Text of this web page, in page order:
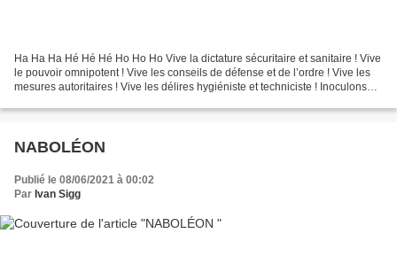
Ha Ha Ha Hé Hé Hé Ho Ho Ho Vive la dictature sécuritaire et sanitaire ! Vive
le pouvoir omnipotent ! Vive les conseils de défense et de l’ordre ! Vive les
mesures autoritaires ! Vive les délires hygiéniste et techniciste ! Inoculons
NABOLÉON
Publié le 08/06/2021 à 00:02
Par Ivan Sigg